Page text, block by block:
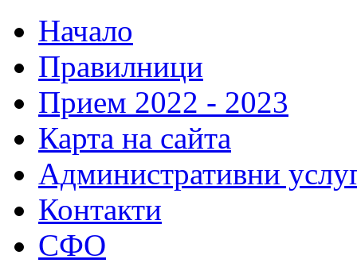
Начало
Правилници
Прием 2022 - 2023
Карта на сайта
Административни
Контакти
СФО